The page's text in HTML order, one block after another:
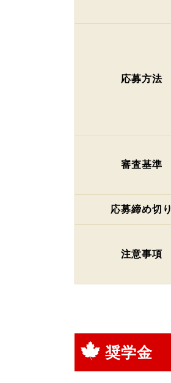
応募方法
審査基準
応募締め切り
注意事項
奨学金